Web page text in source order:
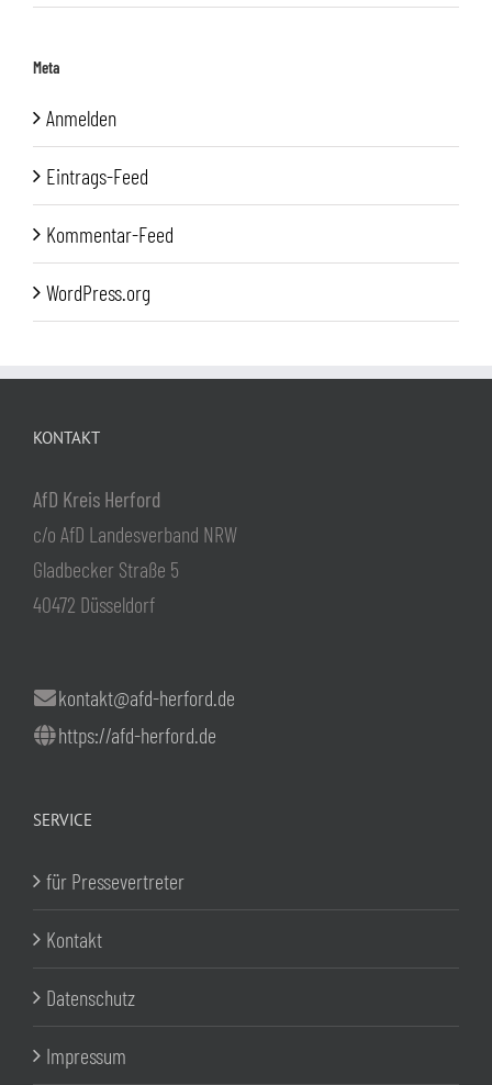
Meta
Anmelden
Eintrags-Feed
Kommentar-Feed
WordPress.org
KONTAKT
AfD Kreis Herford
c/o AfD Landesverband NRW
Gladbecker Straße 5
40472 Düsseldorf
kontakt@afd-herford.de
https://afd-herford.de
SERVICE
für Pressevertreter
Kontakt
Datenschutz
Impressum